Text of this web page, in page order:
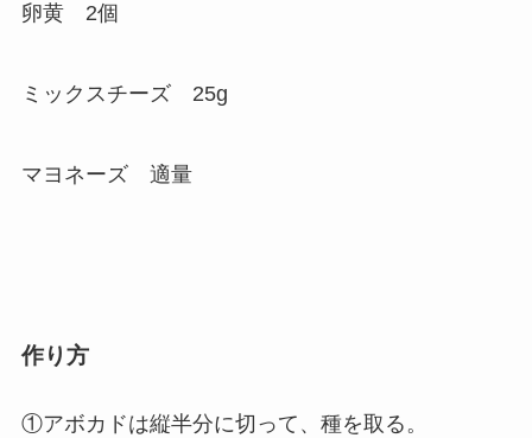
卵黄 2個
ミックスチーズ 25g
マヨネーズ 適量
作り方
①アボカドは縦半分に切って、種を取る。